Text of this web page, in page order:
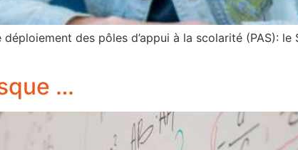
des pôles d’appui à la scolarité (PAS): le
…